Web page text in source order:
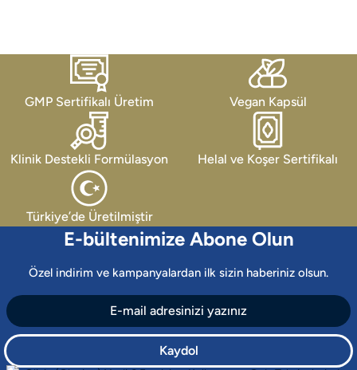
GMP Sertifikalı Üretim Vegan Kapsül
Klinik Destekli Formülasyon Helal ve Koşer Sertifikalı
Türkiye’de Üretilmiştir
E-bültenimize Abone Olun
Özel indirim ve kampanyalardan ilk sizin haberiniz olsun.
Kaydol